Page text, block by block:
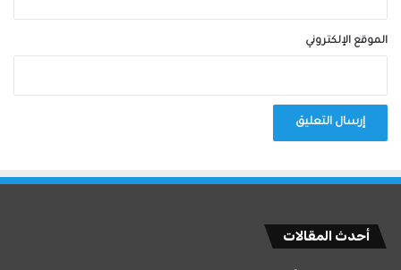
الموقع الإلكتروني
أحدث المقالات